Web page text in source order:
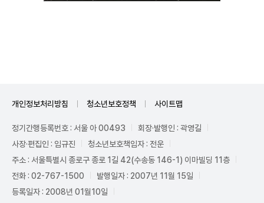
개인정보처리방침 청소년보호정책 사이트맵
정기간행등록번호 : 서울 아 00493
회장·발행인 : 곽영길
사장·편집인 : 임규진
청소년보호책임자 : 전운
주소 : 서울특별시 종로구 종로 1길 42(수송동 146-1) 이마빌딩 11층
전화 : 02-767-1500
발행일자 : 2007년 11월 15일
등록일자 : 2008년 01월10일